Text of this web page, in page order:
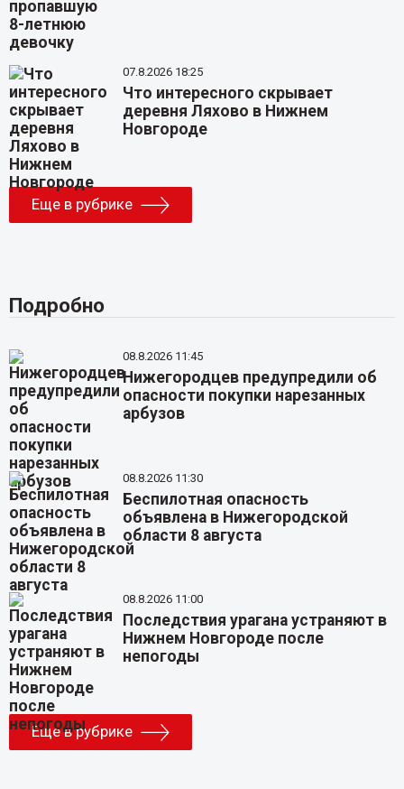
07.8.2026 18:25
Что интересного скрывает
деревня Ляхово в Нижнем
Новгороде
Еще в рубрике
Подробно
08.8.2026 11:45
Нижегородцев предупредили об
опасности покупки нарезанных
арбузов
08.8.2026 11:30
Беспилотная опасность
объявлена в Нижегородской
области 8 августа
08.8.2026 11:00
Последствия урагана устраняют в
Нижнем Новгороде после
непогоды
Еще в рубрике